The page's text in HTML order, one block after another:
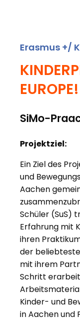
Erasmus +/
SiMo-
Projektziel:
Ein Ziel des
und
Aachen
Schüler (SuS)
Erfahrung mit
ihren
der
mit ihrem
Schritt
Kinder- und
in Aachen und